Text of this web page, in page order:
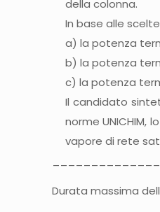
della colonna.
In base alle
a) la potenza
b) la potenza
c) la potenza
Il candidato
norme
vapore di rete
Durata massima